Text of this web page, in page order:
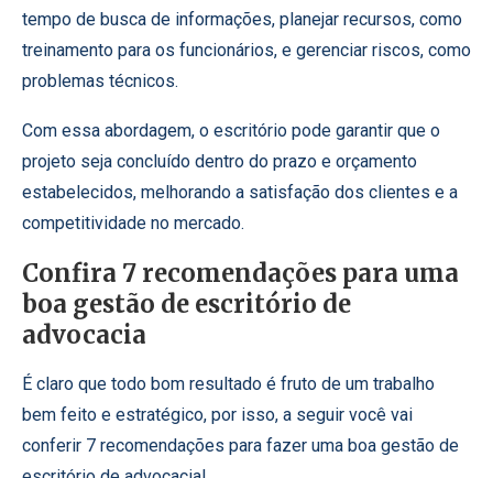
tempo de busca de informações, planejar recursos, como
treinamento para os funcionários, e gerenciar riscos, como
problemas técnicos.
Com essa abordagem, o escritório pode garantir que o
projeto seja concluído dentro do prazo e orçamento
estabelecidos, melhorando a satisfação dos clientes e a
competitividade no mercado.
Confira 7 recomendações para uma
boa gestão de escritório de
advocacia
É claro que todo bom resultado é fruto de um trabalho
bem feito e estratégico, por isso, a seguir você vai
conferir 7 recomendações para fazer uma boa gestão de